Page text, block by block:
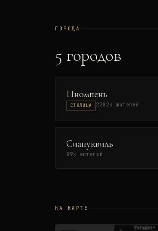
ГОРОДА
5 городов
Пномпень
СТОЛИЦА 2282к жителей
Сиануквиль
89к жителей
НА КАРТЕ